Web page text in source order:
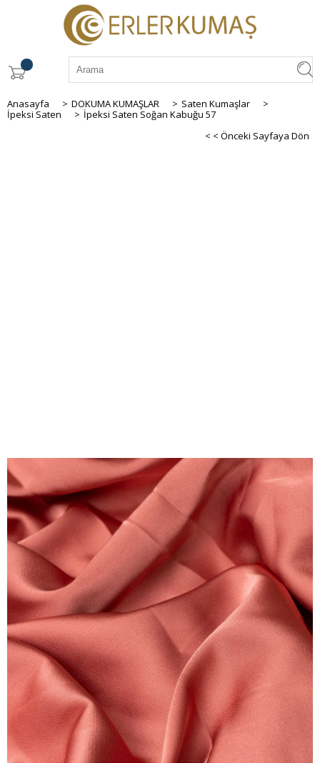
Anasayfa > DOKUMA KUMAŞLAR > Saten Kumaşlar
>
İpeksi Saten
> İpeksi Saten Soğan Kabuğu 57
< < Önceki Sayfaya Dön